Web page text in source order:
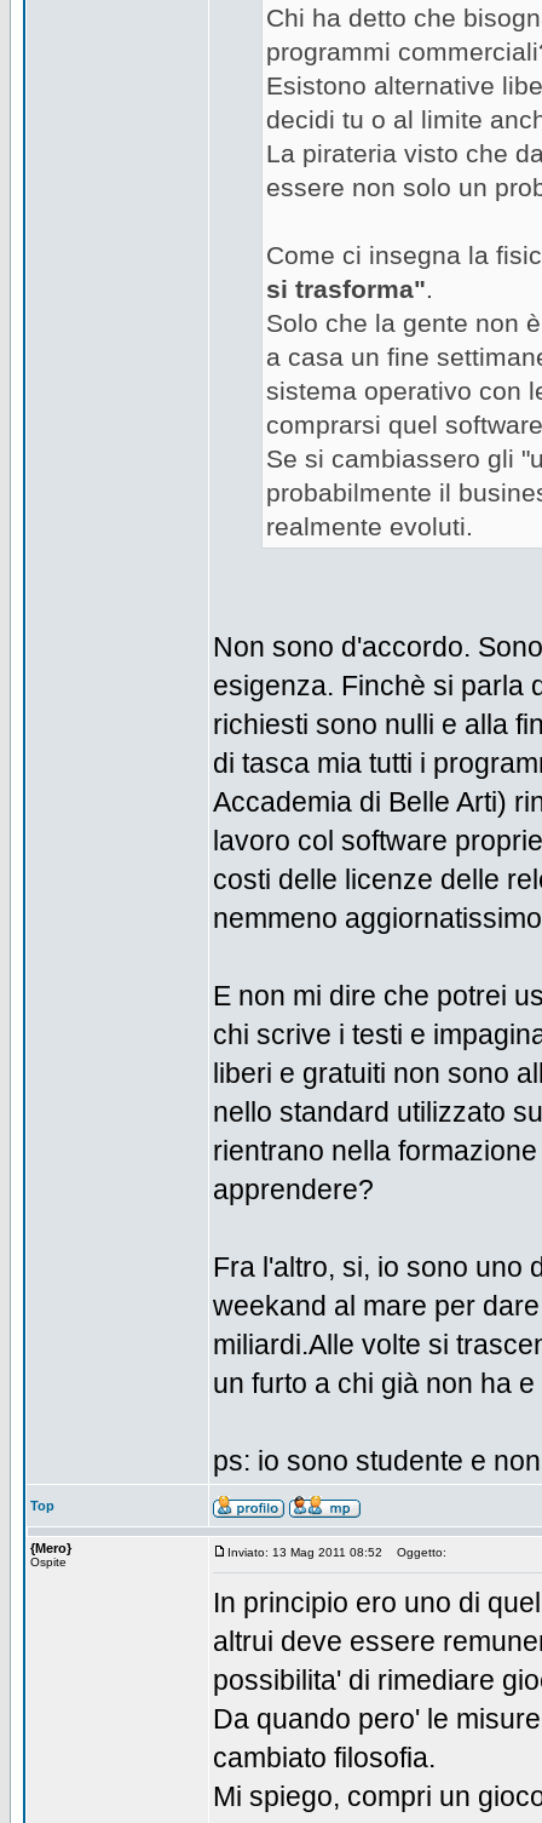
Chi ha detto che
programmi
Esistono alternative
decidi tu o al limite
La pirateria visto che
essere non solo un
Come ci insegna la
si trasforma".
Solo che la gente non
a casa un fine
sistema operativo con
comprarsi quel
Se si cambiassero gli
probabilmente il
realmente evoluti.
Non sono d'accordo.
esigenza. Finchè si parla
richiesti sono nulli e alla
di tasca mia tutti i
Accademia di Belle Arti)
lavoro col software
costi delle licenze delle
nemmeno
E non mi dire che potrei
chi scrive i testi e
liberi e gratuiti non sono
nello standard utilizzato
rientrano nella
apprendere?
Fra l'altro, si, io sono uno
weekand al mare per
miliardi.Alle volte si
un furto a chi già non ha
ps: io sono studente e
Top
{Mero}
Ospite
Inviato: 13 Mag 2011 08:52 Oggetto:
In principio ero uno di
altrui deve essere
possibilita' di rimediare
Da quando pero' le
cambiato filosofia.
Mi spiego, compri un